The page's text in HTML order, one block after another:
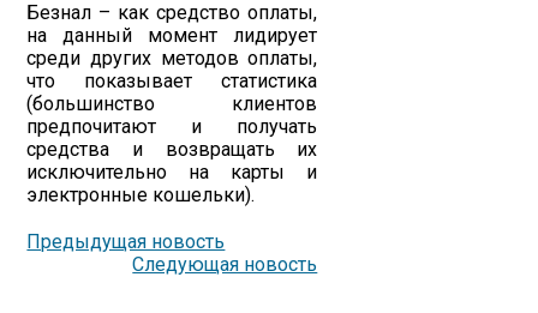
Безнал – как средство оплаты,
на данный момент лидирует
среди других методов оплаты,
что показывает статистика
(большинство клиентов
предпочитают и получать
средства и возвращать их
исключительно на карты и
электронные кошельки).
Предыдущая новость
Следующая новость